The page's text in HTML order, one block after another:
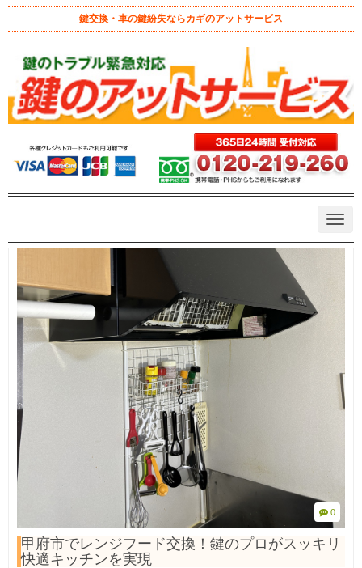
鍵交換・車の鍵紛失ならカギのアットサービス
N
v
0
甲府市でレンジフード交換！鍵のプロがスッキリ
快適キッチンを実現